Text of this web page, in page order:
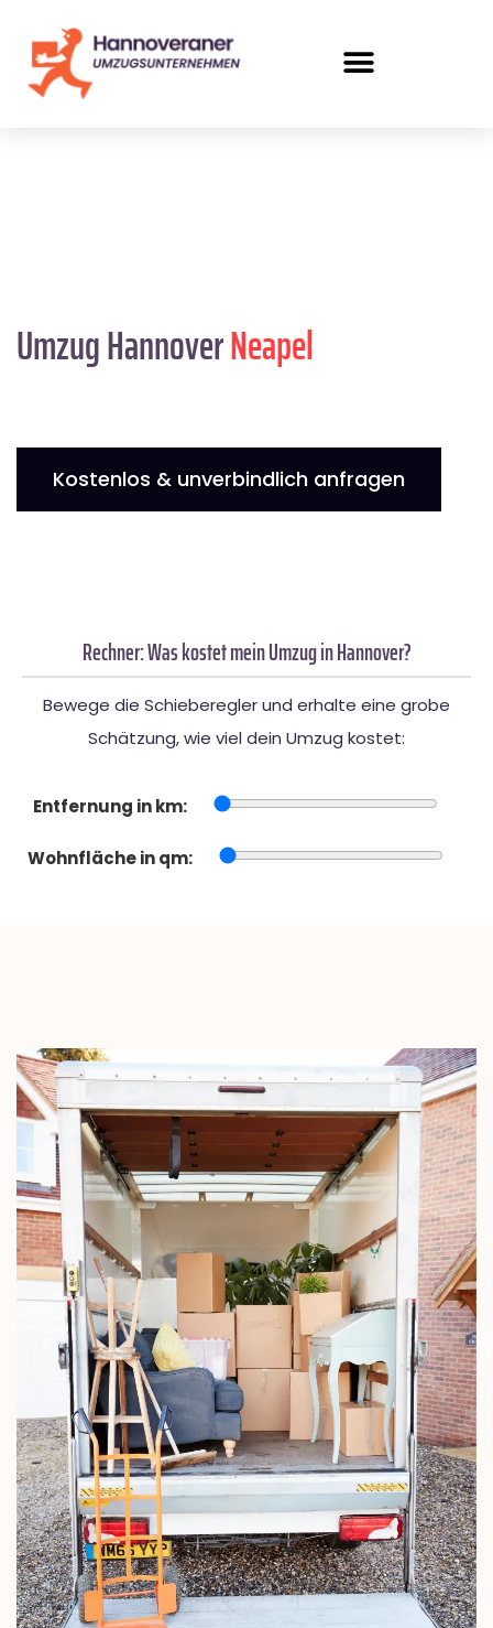
Umzug HannoverNeapel
Kostenlos & unverbindlich anfragen
Rechner: Was kostet mein Umzug in Hannover?
Bewege die Schieberegler und erhalte eine grobe
Schätzung, wie viel dein Umzug kostet:
Entfernung in km:
Wohnfläche in qm: